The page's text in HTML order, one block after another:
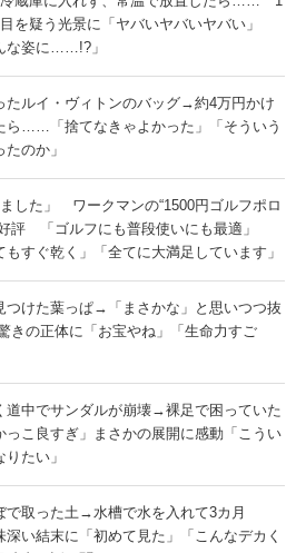
を疑う光景に「ヤバいヤバいヤバい」
な姿に……!?」
たルイ・ヴィトンのバッグ→約4万円かけ
ら……「捨てなきゃよかった」「そういう
のか」
ました」 ワークマンの“1500円ゴルフポロ
評 「ゴルフにも普段使いにも最適」
もすぐ乾く」「全てに大満足しています」
つけた葉っぱ→「まさかな」と思いつつ抜
の正体に「お宝やね」「生命力すご
道中でサンダルが崩壊→裸足で困っていた
こ良すぎ」まさかの展開に感動「こうい
たい」
で取った土→水槽で水を入れて3カ月
結末に「初めて見た」「こんなデカく